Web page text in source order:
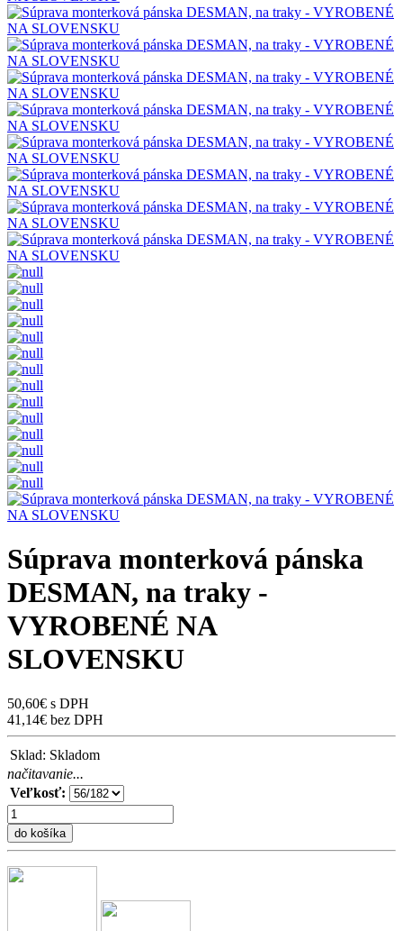
Súprava monterková pánska
DESMAN, na traky -
VYROBENÉ NA
SLOVENSKU
50,60€ s DPH
41,14€ bez DPH
Sklad: Skladom
načitavanie...
Veľkosť:
do košíka